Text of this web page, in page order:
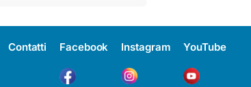
Contatti Facebook Instagram YouTube